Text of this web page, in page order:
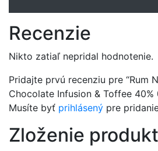
Recenzie
Nikto zatiaľ nepridal hodnotenie.
Pridajte prvú recenziu pre “Rum
Chocolate Infusion & Toffee 40%
Musíte byť prihlásený pre
Zloženie